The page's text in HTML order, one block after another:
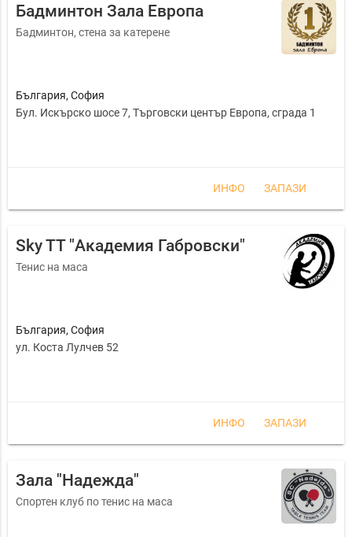
Бадминтон Зала Европа
Бадминтон, стена за катерене
България, София
Бул. Искърско шосе 7, Търговски център Европа, сграда 1
ИНФО ЗАПАЗИ
Sky TT "Академия Габровски"
Тенис на маса
България, София
ул. Коста Лулчев 52
ИНФО ЗАПАЗИ
Зала "Надежда"
Спортен клуб по тенис на маса